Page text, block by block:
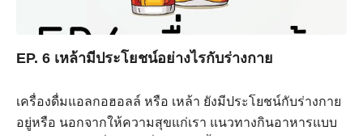
EP. 6 เหล้ามีประโยชน์อย่างไรกับร่างกาย
เครื่องดื่มแอลกอฮอลล์ หรือ เหล้า ยังมีประโยชน์กับร่างกาย
อยู่หรือ นอกจากให้ความสุขแก่เรา แนวทางกินอาหารแบบ